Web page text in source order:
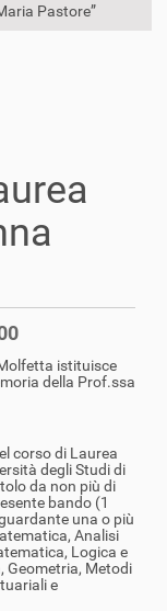
Pastore”
istituisce
della Prof.ssa
corso di Laurea
degli Studi di
da non più di
bando (1
una o più
Analisi
Logica e
Geometria, Metodi
e